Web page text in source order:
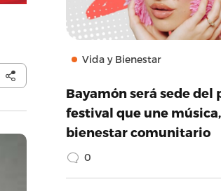
Vida y Bienestar
Bayamón será sede del
festival que une
bienestar comunitario
0